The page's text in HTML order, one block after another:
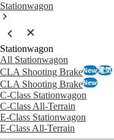
Stationwagon
Stationwagon
All Stationwagon
CLA Shooting BrakeNew電気
CLA Shooting BrakeNew
C-Class Stationwagon
C-Class All-Terrain
E-Class Stationwagon
E-Class All-Terrain